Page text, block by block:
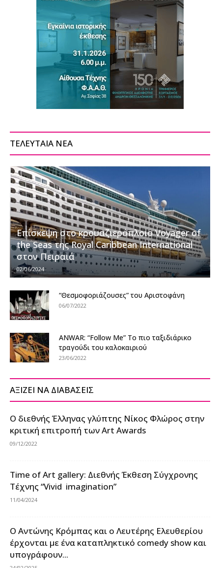
ΤΕΛΕΥΤΑΙΑ ΝΕΑ
Επίσκεψη στο κρουαζιερόπλοιο Voyager of
the Seas της Royal Caribbean International
στον Πειραιά
02/06/2024
“Θεσμοφοριάζουσες” του Αριστοφάνη
06/07/2022
ANWAR: “Follow Me” Το πιο ταξιδιάρικο
τραγούδι του καλοκαιριού
23/06/2022
ΑΞΙΖΕΙ ΝΑ ΔΙΑΒΑΣΕΙΣ
Ο διεθνής Έλληνας γλύπτης Νίκος Φλώρος στην
κριτική επιτροπή των Art Awards
09/12/2022
Time of Art gallery: Διεθνής Έκθεση Σύγχρονης
Τέχνης “Vivid imagination”
11/04/2024
Ο Αντώνης Κρόμπας και ο Λευτέρης Ελευθερίου
έρχονται με ένα καταπληκτικό comedy show και
υπογράφουν...